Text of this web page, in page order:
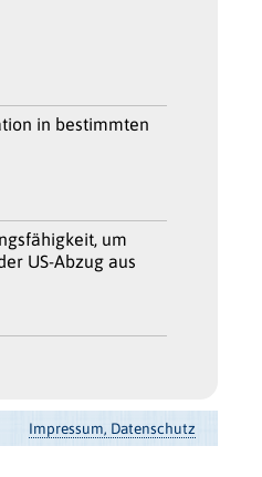
in bestimmten
um
US-Abzug aus
Impressum, Datenschutz